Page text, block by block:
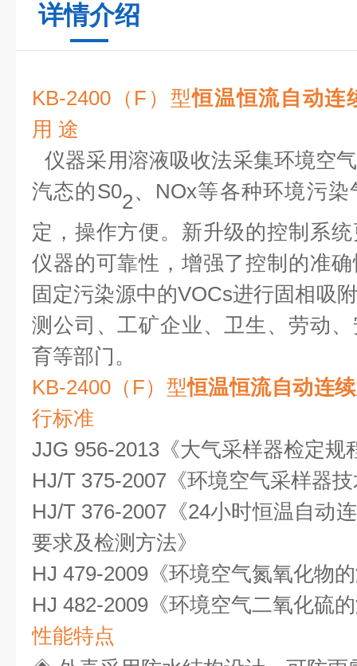
详情介绍
KB-2400（F）型恒温恒流自动连
用 途
仪器采用溶液吸收法采集环境空
汽态的S02、 NOx等各种环境污
定，操作方便。新升级的控制系
仪器的可靠性，增强了控制的准
固定污染源中的VOCs进行固相吸
测公司、工矿企业、卫生、劳动
育等部门。
KB-2400（F）型恒温恒流自动连
行标准
JJG 956-2013《大气采样器检定规
HJ/T 375-2007《环境空气采样器
HJ/T 376-2007《24小时恒温自动
要求及检测方法》
HJ 479-2009《环境空气氮氧化物
HJ 482-2009《环境空气二氧化硫
性能特点